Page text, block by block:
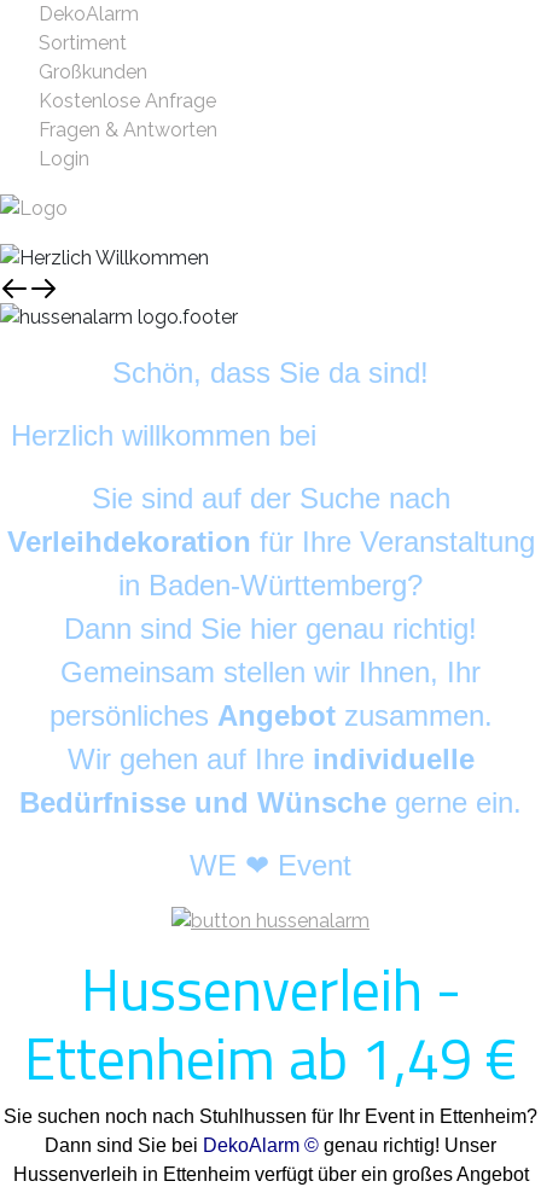
DekoAlarm
Sortiment
Großkunden
Kostenlose Anfrage
Fragen & Antworten
Login
Schön, dass Sie da sind!
Herzlich willkommen bei
Sie sind auf der Suche nach
Verleihdekoration für Ihre Veranstaltung
in Baden-Württemberg?
Dann sind Sie hier genau richtig!
Gemeinsam stellen wir Ihnen, Ihr
persönliches Angebot zusammen.
Wir gehen auf Ihre individuelle
Bedürfnisse und Wünsche gerne ein.
WE ❤ Event
Hussenverleih -
Ettenheim ab 1,49 €
Sie suchen noch nach Stuhlhussen für Ihr Event in Ettenheim?
Dann sind Sie bei DekoAlarm © genau richtig! Unser
Hussenverleih in Ettenheim verfügt über ein großes Angebot